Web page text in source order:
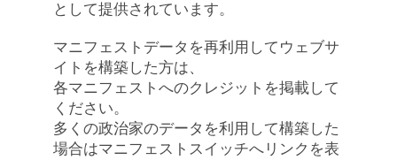
として提供されています。
マニフェストデータを再利用してウェブサ
イトを構築した方は、
各マニフェストへのクレジットを掲載して
ください。
多くの政治家のデータを利用して構築した
場合はマニフェストスイッチへリンクを表